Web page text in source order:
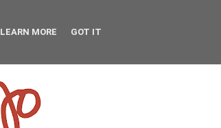
LEARN MORE GOT IT